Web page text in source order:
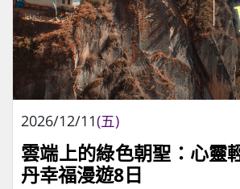
2026/12/11(五)
雲端上的綠色朝聖：心靈
丹幸福漫遊8日